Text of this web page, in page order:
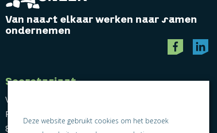
Van naast elkaar werken naar samen
ondernemen
Secretariaat
Vereniging Ondernemend Sneek
Postbus 464
8600 AL Sneek
Deze website gebruikt cookies om het bezoek